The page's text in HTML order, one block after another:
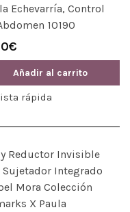
Echevarría, Control
10190
Añadir al carrito
rápida
Reductor Invisible
Sujetador Integrado
Mora Colección
X Paula